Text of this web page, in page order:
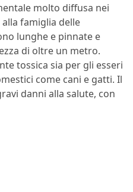
molto diffusa nei
famiglia delle
lunghe e pinnate e
di oltre un metro.
tossica sia per gli esseri
come cani e gatti. Il
danni alla salute, con